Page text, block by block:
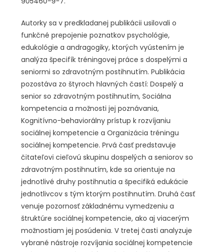
Autorky sa v predkladanej publikácii usilovali o
funkčné prepojenie poznatkov psychológie,
edukológie a andragogiky, ktorých vyústením je
analýza špecifík tréningovej práce s dospelými a
seniormi so zdravotným postihnutím. Publikácia
pozostáva zo štyroch hlavných častí: Dospelý a
senior so zdravotným postihnutím, Sociálna
kompetencia a možnosti jej poznávania,
Kognitívno-behaviorálny prístup k rozvíjaniu
sociálnej kompetencie a Organizácia tréningu
sociálnej kompetencie. Prvá časť predstavuje
čitateľovi cieľovú skupinu dospelých a seniorov so
zdravotným postihnutím, kde sa orientuje na
jednotlivé druhy postihnutia a špecifiká edukácie
jednotlivcov s tým ktorým postihnutím. Druhá časť
venuje pozornosť základnému vymedzeniu a
štruktúre sociálnej kompetencie, ako aj viacerým
možnostiam jej posúdenia. V tretej časti analyzuje
vybrané nástroje rozvíjania sociálnej kompetencie